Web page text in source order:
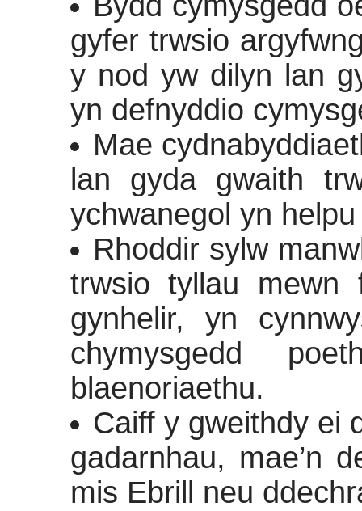
gyfer trwsio
y nod yw dilyn lan
yn defnyddio
Mae
lan gyda gwaith
ychwanegol yn
Rhoddir sylw
trwsio tyllau
gynhelir, yn
chymysgedd
blaenoriaethu.
Caiff y gweithdy ei
gadarnhau, mae’n
mis Ebrill neu